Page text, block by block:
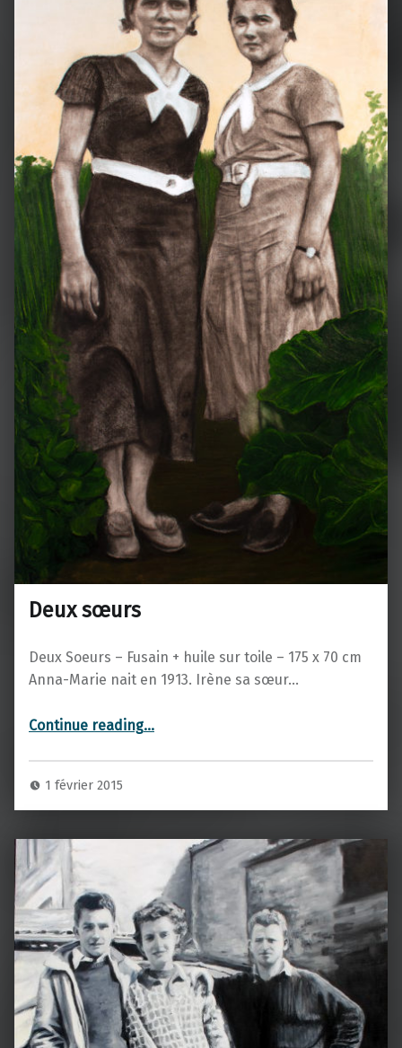
Deux sœurs
Deux Soeurs – Fusain + huile sur toile – 175 x 70 cm
Anna-Marie nait en 1913. Irène sa sœur…
Continue reading…
1 février 2015